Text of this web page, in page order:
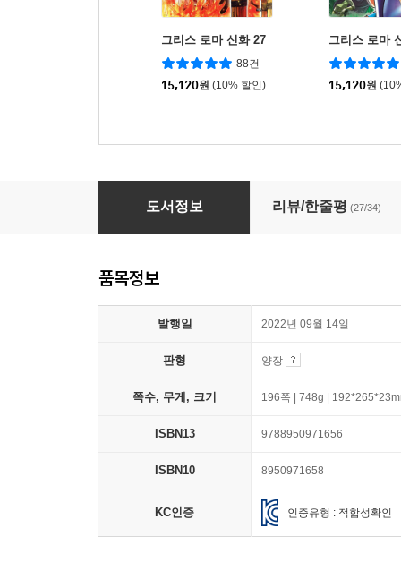
그리스 로마 신화 27
88건
15,120원 (10% 할인)
그리스 로마
15,120원
그리스 로마 신화 30
도서정보 리뷰/한줄평 (27/34)
품목정보
발행일 2022년 09월 14일
판형 양장
쪽수, 무게, 크기 196쪽 | 748g |
ISBN13 9788950971656
ISBN10 8950971658
KC인증 인증유형 : 적합성확인